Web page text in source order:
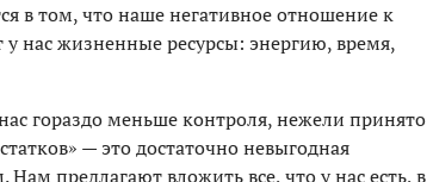
в том, что наше негативное отношение к
у нас жизненные ресурсы: энергию, время,
гораздо меньше контроля, нежели принято
— это достаточно невыгодная
предлагают вложить все, что у нас есть, в